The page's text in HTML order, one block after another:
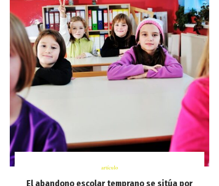
artículo
El abandono escolar temprano se sitúa por